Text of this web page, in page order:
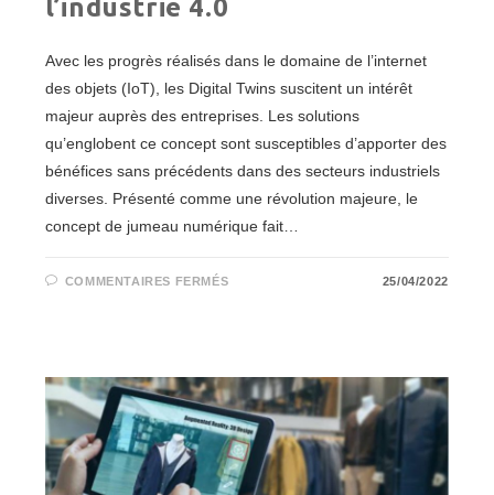
l’industrie 4.0
Avec les progrès réalisés dans le domaine de l’internet
des objets (IoT), les Digital Twins suscitent un intérêt
majeur auprès des entreprises. Les solutions
qu’englobent ce concept sont susceptibles d’apporter des
bénéfices sans précédents dans des secteurs industriels
diverses. Présenté comme une révolution majeure, le
concept de jumeau numérique fait…
COMMENTAIRES FERMÉSSUR
4.0
25/04/2022